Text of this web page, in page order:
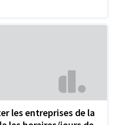
les entreprises de la